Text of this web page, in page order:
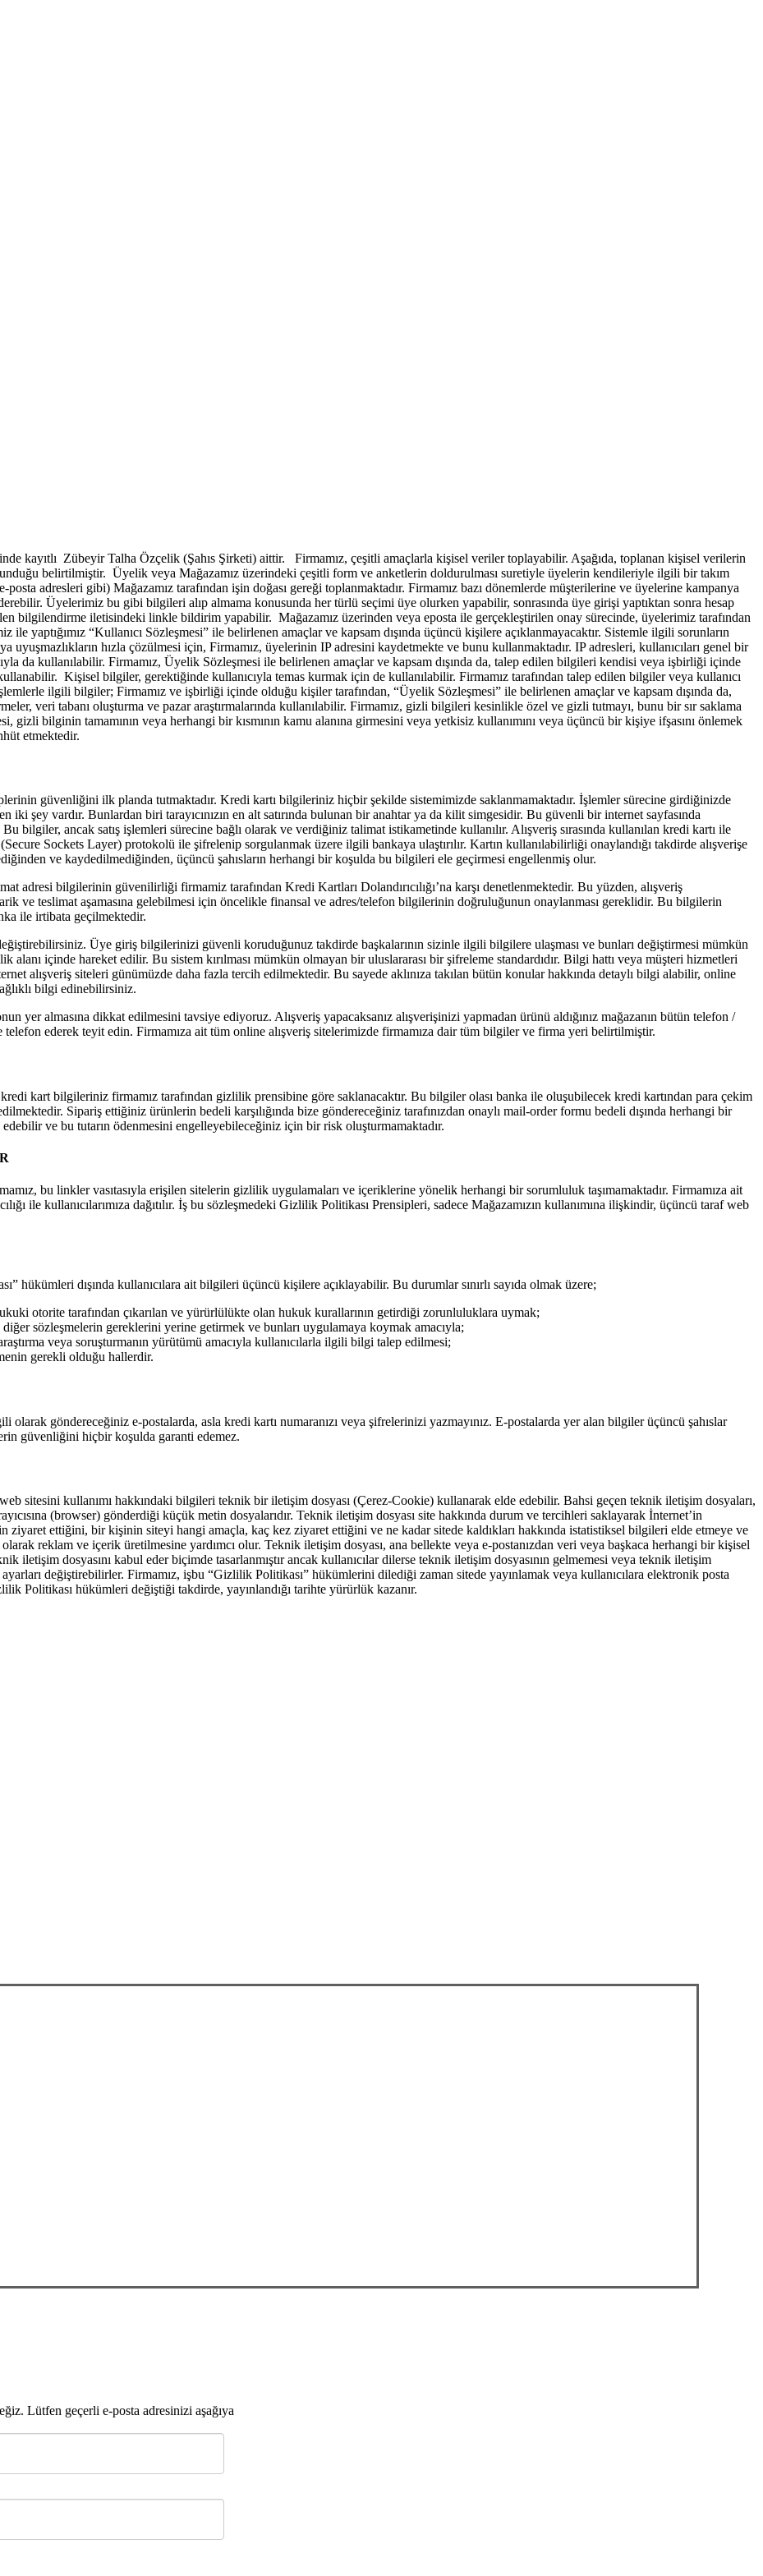
kayıtlı Zübeyir Talha Özçelik (Şahıs Şirketi) aittir. Firmamız, çeşitli amaçlarla kişisel veriler toplayabilir. Aşağıda, toplanan kişisel verilerin
belirtilmiştir. Üyelik veya Mağazamız üzerindeki çeşitli form ve anketlerin doldurulması suretiyle üyelerin kendileriyle ilgili bir takım
adresleri gibi) Mağazamız tarafından işin doğası gereği toplanmaktadır. Firmamız bazı dönemlerde müşterilerine ve üyelerine kampanya
Üyelerimiz bu gibi bilgileri alıp almama konusunda her türlü seçimi üye olurken yapabilir, sonrasında üye girişi yaptıktan sonra hesap
bilgilendirme iletisindeki linkle bildirim yapabilir. Mağazamız üzerinden veya eposta ile gerçekleştirilen onay sürecinde, üyelerimiz tarafından
yaptığımız “Kullanıcı Sözleşmesi” ile belirlenen amaçlar ve kapsam dışında üçüncü kişilere açıklanmayacaktır. Sistemle ilgili sorunların
uyuşmazlıkların hızla çözülmesi için, Firmamız, üyelerinin IP adresini kaydetmekte ve bunu kullanmaktadır. IP adresleri, kullanıcıları genel bir
da kullanılabilir. Firmamız, Üyelik Sözleşmesi ile belirlenen amaçlar ve kapsam dışında da, talep edilen bilgileri kendisi veya işbirliği içinde
Kişisel bilgiler, gerektiğinde kullanıcıyla temas kurmak için de kullanılabilir. Firmamız tarafından talep edilen bilgiler veya kullanıcı
ilgili bilgiler; Firmamız ve işbirliği içinde olduğu kişiler tarafından, “Üyelik Sözleşmesi” ile belirlenen amaçlar ve kapsam dışında da,
veri tabanı oluşturma ve pazar araştırmalarında kullanılabilir. Firmamız, gizli bilgileri kesinlikle özel ve gizli tutmayı, bunu bir sır saklama
bilginin tamamının veya herhangi bir kısmının kamu alanına girmesini veya yetkisiz kullanımını veya üçüncü bir kişiye ifşasını önlemek
etmektedir.
güvenliğini ilk planda tutmaktadır. Kredi kartı bilgileriniz hiçbir şekilde sistemimizde saklanmamaktadır. İşlemler sürecine girdiğinizde
şey vardır. Bunlardan biri tarayıcınızın en alt satırında bulunan bir anahtar ya da kilit simgesidir. Bu güvenli bir internet sayfasında
ancak satış işlemleri sürecine bağlı olarak ve verdiğiniz talimat istikametinde kullanılır. Alışveriş sırasında kullanılan kredi kartı ile
Sockets Layer) protokolü ile şifrelenip sorgulanmak üzere ilgili bankaya ulaştırılır. Kartın kullanılabilirliği onaylandığı takdirde alışverişe
ve kaydedilmediğinden, üçüncü şahısların herhangi bir koşulda bu bilgileri ele geçirmesi engellenmiş olur.
adresi bilgilerinin güvenilirliği firmamiz tarafından Kredi Kartları Dolandırıcılığı’na karşı denetlenmektedir. Bu yüzden, alışveriş
ve teslimat aşamasına gelebilmesi için öncelikle finansal ve adres/telefon bilgilerinin doğruluğunun onaylanması gereklidir. Bu bilgilerin
ile irtibata geçilmektedir.
Üye giriş bilgilerinizi güvenli koruduğunuz takdirde başkalarının sizinle ilgili bilgilere ulaşması ve bunları değiştirmesi mümkün
içinde hareket edilir. Bu sistem kırılması mümkün olmayan bir uluslararası bir şifreleme standardıdır. Bilgi hattı veya müşteri hizmetleri
alışveriş siteleri günümüzde daha fazla tercih edilmektedir. Bu sayede aklınıza takılan bütün konular hakkında detaylı bilgi alabilir, online
bilgi edinebilirsiniz.
yer almasına dikkat edilmesini tavsiye ediyoruz. Alışveriş yapacaksanız alışverişinizi yapmadan ürünü aldığınız mağazanın bütün telefon /
ederek teyit edin. Firmamıza ait tüm online alışveriş sitelerimizde firmamıza dair tüm bilgiler ve firma yeri belirtilmiştir.
kart bilgileriniz firmamız tarafından gizlilik prensibine göre saklanacaktır. Bu bilgiler olası banka ile oluşubilecek kredi kartından para çekim
Sipariş ettiğiniz ürünlerin bedeli karşılığında bize göndereceğiniz tarafınızdan onaylı mail-order formu bedeli dışında herhangi bir
ve bu tutarın ödenmesini engelleyebileceğiniz için bir risk oluşturmamaktadır.
bu linkler vasıtasıyla erişilen sitelerin gizlilik uygulamaları ve içeriklerine yönelik herhangi bir sorumluluk taşımamaktadır. Firmamıza ait
ile kullanıcılarımıza dağıtılır. İş bu sözleşmedeki Gizlilik Politikası Prensipleri, sadece Mağazamızın kullanımına ilişkindir, üçüncü taraf web
hükümleri dışında kullanıcılara ait bilgileri üçüncü kişilere açıklayabilir. Bu durumlar sınırlı sayıda olmak üzere;
otorite tarafından çıkarılan ve yürürlülükte olan hukuk kurallarının getirdiği zorunluluklara uymak;
sözleşmelerin gereklerini yerine getirmek ve bunları uygulamaya koymak amacıyla;
veya soruşturmanın yürütümü amacıyla kullanıcılarla ilgili bilgi talep edilmesi;
gerekli olduğu hallerdir.
göndereceğiniz e-postalarda, asla kredi kartı numaranızı veya şifrelerinizi yazmayınız. E-postalarda yer alan bilgiler üçüncü şahıslar
güvenliğini hiçbir koşulda garanti edemez.
web sitesini kullanımı hakkındaki bilgileri teknik bir iletişim dosyası (Çerez-Cookie) kullanarak elde edebilir. Bahsi geçen teknik iletişim dosyaları,
(browser) gönderdiği küçük metin dosyalarıdır. Teknik iletişim dosyası site hakkında durum ve tercihleri saklayarak İnternet’in
ziyaret ettiğini, bir kişinin siteyi hangi amaçla, kaç kez ziyaret ettiğini ve ne kadar sitede kaldıkları hakkında istatistiksel bilgileri elde etmeye ve
reklam ve içerik üretilmesine yardımcı olur. Teknik iletişim dosyası, ana bellekte veya e-postanızdan veri veya başkaca herhangi bir kişisel
iletişim dosyasını kabul eder biçimde tasarlanmıştır ancak kullanıcılar dilerse teknik iletişim dosyasının gelmemesi veya teknik iletişim
değiştirebilirler. Firmamız, işbu “Gizlilik Politikası” hükümlerini dilediği zaman sitede yayınlamak veya kullanıcılara elektronik posta
Politikası hükümleri değiştiği takdirde, yayınlandığı tarihte yürürlük kazanır.
Lütfen geçerli e-posta adresinizi aşağıya